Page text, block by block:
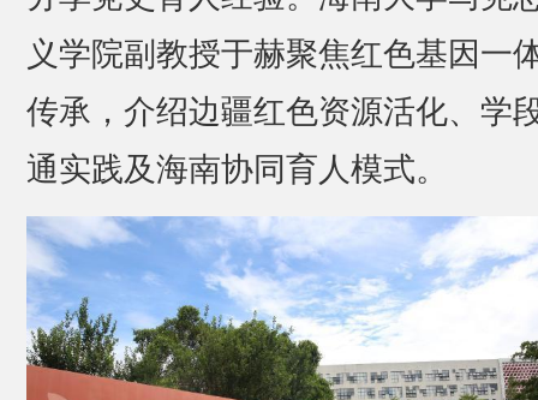
义学院副教授于赫聚焦红色基因一
传承，介绍边疆红色资源活化、学
通实践及海南协同育人模式。